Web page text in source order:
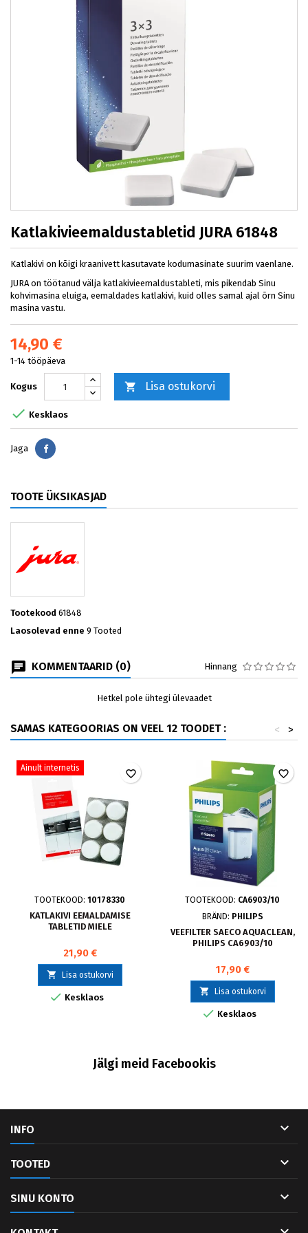
Katlakivieemaldustabletid JURA 61848
Katlakivi on kõigi kraanivett kasutavate kodumasinate suurim vaenlane.
JURA on töötanud välja katlakivieemaldustableti, mis pikendab Sinu
kohvimasina eluiga, eemaldades katlakivi, kuid olles samal ajal õrn Sinu
masina vastu.
14,90 €
1-14 tööpäeva
Kogus  Lisa ostukorvi
 Kesklaos
Jaga Jaga
TOOTE ÜKSIKASJAD
Tootekood 61848
Laosolevad enne 9 Tooted
KOMMENTAARID (0) Hinnang
Hetkel pole ühtegi ülevaadet
SAMAS KATEGOORIAS ON VEEL 12 TOODET : >
<
Ainult internetis
TOOTEKOOD: 10178330
KATLAKIVI EEMALDAMISE
TABLETID MIELE
21,90 €
 Lisa ostukorvi
 Kesklaos
favorite_border
TOOTEKOOD: CA6903/10
BRÄND: PHILIPS
VEEFILTER SAECO AQUACLEAN,
PHILIPS CA6903/10
17,90 €
 Lisa ostukorvi
 Kesklaos
favorite_border
Jälgi meid Facebookis
INFO 
TOOTED 
SINU KONTO 